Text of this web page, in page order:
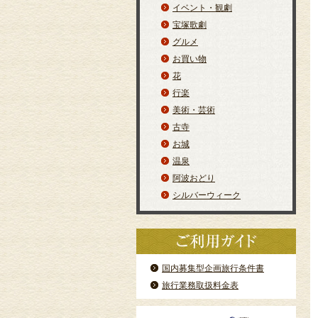
イベント・観劇
宝塚歌劇
グルメ
お買い物
花
行楽
美術・芸術
古寺
お城
温泉
阿波おどり
シルバーウィーク
国内募集型企画旅行条件書
旅行業務取扱料金表